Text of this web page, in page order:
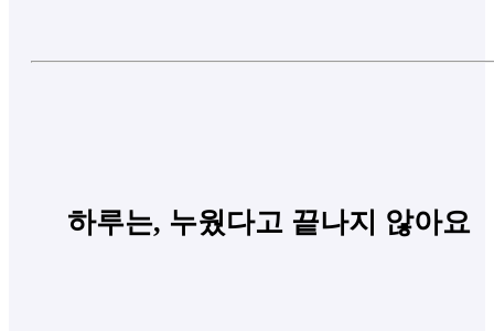
하루는, 누웠다고 끝나지 않아요